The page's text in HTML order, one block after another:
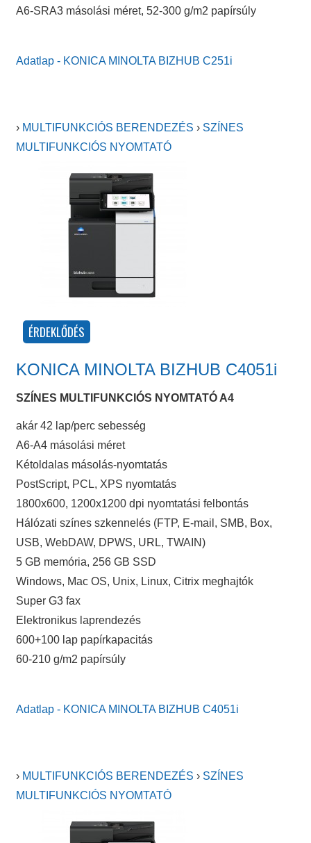
A6-SRA3 másolási méret, 52-300 g/m2 papírsúly
Adatlap - KONICA MINOLTA BIZHUB C251i
› MULTIFUNKCIÓS BERENDEZÉS › SZÍNES
MULTIFUNKCIÓS NYOMTATÓ
KONICA MINOLTA BIZHUB C4051i
SZÍNES MULTIFUNKCIÓS NYOMTATÓ A4
akár 42 lap/perc sebesség
A6-A4 másolási méret
Kétoldalas másolás-nyomtatás
PostScript, PCL, XPS nyomtatás
1800x600, 1200x1200 dpi nyomtatási felbontás
Hálózati színes szkennelés (FTP, E-mail, SMB, Box,
USB, WebDAW, DPWS, URL, TWAIN)
5 GB memória, 256 GB SSD
Windows, Mac OS, Unix, Linux, Citrix meghajtók
Super G3 fax
Elektronikus laprendezés
600+100 lap papírkapacitás
60-210 g/m2 papírsúly
Adatlap - KONICA MINOLTA BIZHUB C4051i
› MULTIFUNKCIÓS BERENDEZÉS › SZÍNES
MULTIFUNKCIÓS NYOMTATÓ